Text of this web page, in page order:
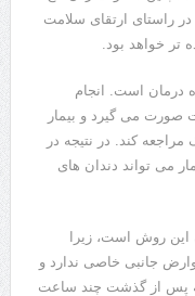
راستای ارتقای سلامت
تر خواهد بود.
درمان است. انجام
صورت می گیرد و بیمار
کند. در نتیجه در
می تواند دندان های
روش است، زیرا
جانبی خاصی ندارد و
پس از گذشت چند ساعت